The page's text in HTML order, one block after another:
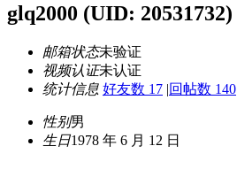
glq2000 (UID: 20531732)
邮箱状态未验证
视频认证未认证
统计信息 好友数 17 |回帖数 140
性别男
生日1978 年 6 月 12 日